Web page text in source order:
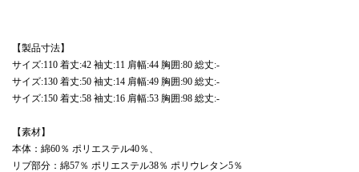
【製品寸法】
サイズ:110 着丈:42 袖丈:11 肩幅:44 胸囲:80 総丈:-
サイズ:130 着丈:50 袖丈:14 肩幅:49 胸囲:90 総丈:-
サイズ:150 着丈:58 袖丈:16 肩幅:53 胸囲:98 総丈:-
【素材】
本体：綿60％ ポリエステル40％、
リブ部分：綿57％ ポリエステル38％ ポリウレタン5％